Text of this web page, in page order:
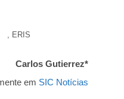
ERIS
Carlos Gutierrez*
em SIC Notícias